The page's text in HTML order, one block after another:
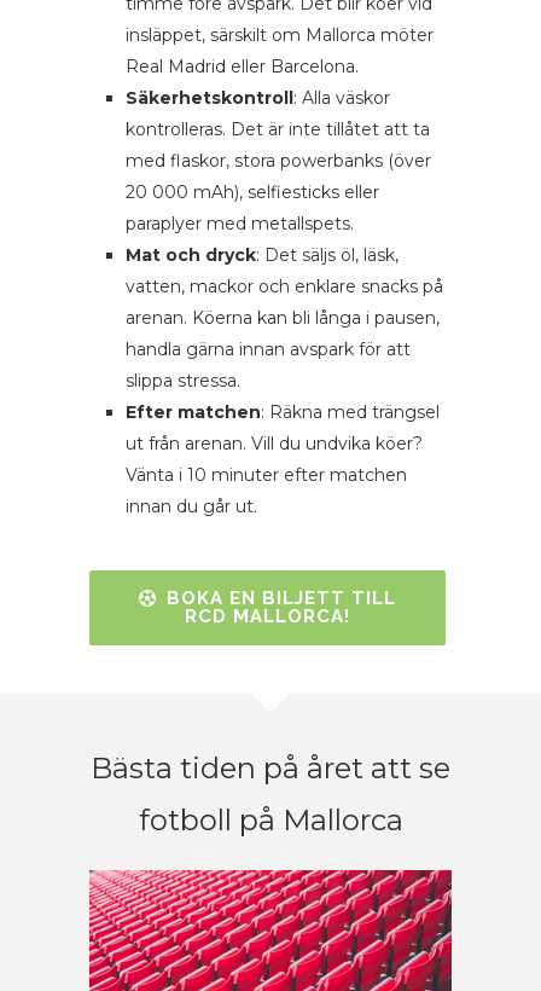
insläppet, särskilt om Mallorca möter
Real Madrid eller Barcelona.
Säkerhetskontroll: Alla väskor
kontrolleras. Det är inte tillåtet att ta
med flaskor, stora powerbanks (över
20 000 mAh), selfiesticks eller
paraplyer med metallspets.
Mat och dryck: Det säljs öl, läsk,
vatten, mackor och enklare snacks på
arenan. Köerna kan bli långa i pausen,
handla gärna innan avspark för att
slippa stressa.
Efter matchen: Räkna med trängsel
ut från arenan. Vill du undvika köer?
Vänta i 10 minuter efter matchen
innan du går ut.
BOKA EN BILJETT TILL
RCD MALLORCA!
Bästa tiden på året att se
fotboll på Mallorca